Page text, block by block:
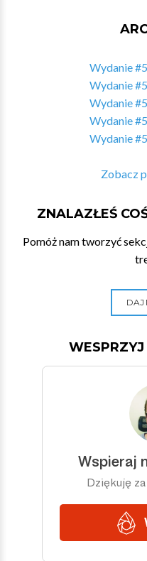
Wydanie
Wydanie
Wydanie
Wydanie
Wydanie
Zobacz
ZNALAZŁEŚ
Pomóż nam tworzyć
DAJ